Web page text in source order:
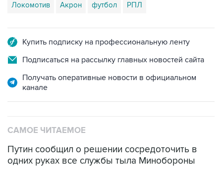
Локомотив Акрон футбол РПЛ
Купить подписку на профессиональную ленту
Подписаться на рассылку главных новостей сайта
Получать оперативные новости в официальном
канале
САМОЕ ЧИТАЕМОЕ
Путин сообщил о решении сосредоточить в
одних руках все службы тыла Минобороны